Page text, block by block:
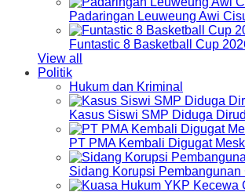
Padaringan Leuweung Awi
Funtastic 8 Basketball Cup
View all
Politik
Hukum dan Kriminal
Kasus Siswi SMP Diduga
PT PMA Kembali Digugat
Sidang Korupsi